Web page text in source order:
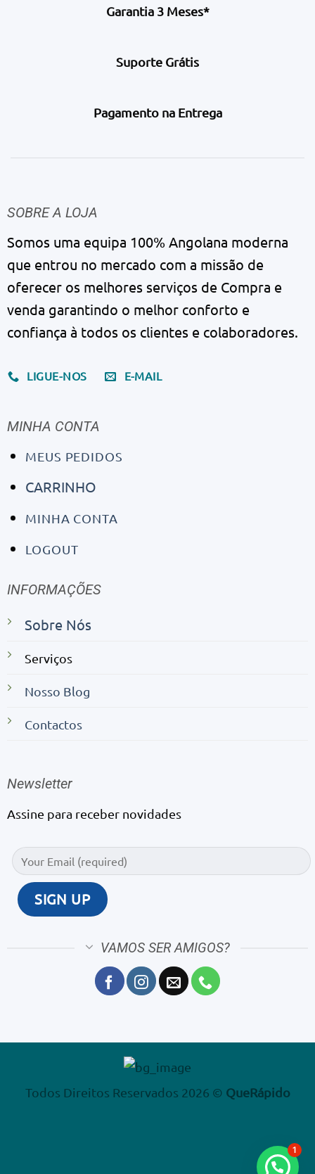
Garantia 3 Meses*
Suporte Grátis
Pagamento na Entrega
SOBRE A LOJA
Somos uma equipa 100% Angolana moderna
que entrou no mercado com a missão de
oferecer os melhores serviços de Compra e
venda garantindo o melhor conforto e
confiança à todos os clientes e colaboradores.
LIGUE-NOS E-MAIL
MINHA CONTA
MEUS PEDIDOS
CARRINHO
MINHA CONTA
LOGOUT
INFORMAÇÕES
Sobre Nós
Serviços
Nosso Blog
Contactos
Newsletter
Assine para receber novidades
VAMOS SER AMIGOS?
Todos Direitos Reservados 2026 © QueRápido
1